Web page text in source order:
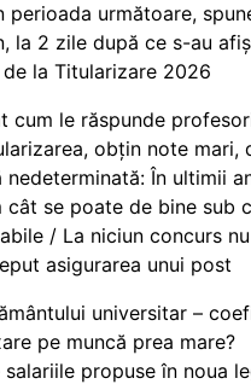
următoare,
la 2 zile după ce s-au
la Titularizare 2026
cum le răspunde
obțin note mari,
În ultimii
cât se poate de bine sub
/ La niciun concurs
asigurarea unui post
universitar –
pe muncă prea mare?
propuse în noua